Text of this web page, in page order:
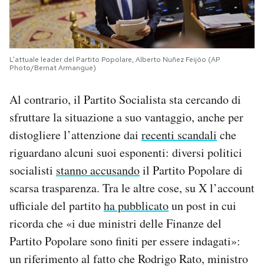
L’attuale leader del Partito Popolare, Alberto Nuñez Feijóo (AP
Photo/Bernat Armangue)
Al contrario, il Partito Socialista sta cercando di
sfruttare la situazione a suo vantaggio, anche per
distogliere l’attenzione dai recenti scandali che
riguardano alcuni suoi esponenti: diversi politici
socialisti stanno accusandoil Partito Popolare di
scarsa trasparenza. Tra le altre cose, su X l’account
ufficiale del partitoha pubblicatoun post in cui
ricorda che «i due ministri delle Finanze del
Partito Popolare sono finiti per essere indagati»:
un riferimento al fatto che Rodrigo Rato, ministro